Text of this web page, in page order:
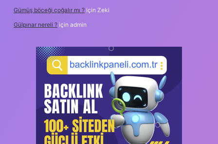
Gümüş böceği çoğalır mı ? için Zeki
Gülpınar nereli ? için admin